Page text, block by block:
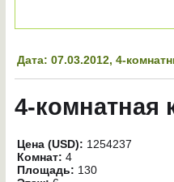
Дата: 07.03.2012, 4-
4-комнатная
Цена (USD): 1254237
Комнат: 4
Площадь: 130